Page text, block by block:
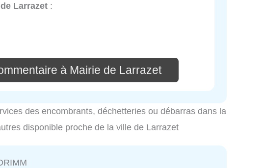
Larrazet :
à Mairie de Larrazet
des encombrants, déchetteries ou débarras dans la
disponible proche de la ville de Larrazet